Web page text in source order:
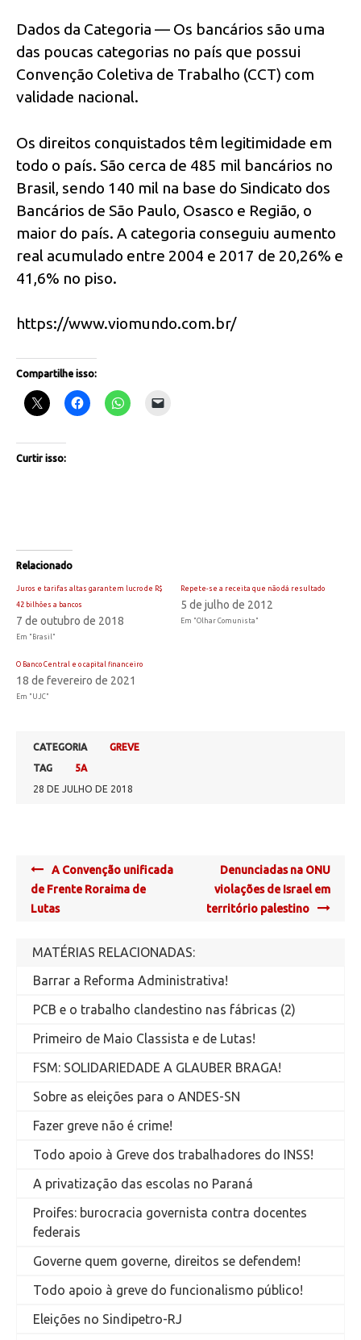
Dados da Categoria — Os bancários são uma
das poucas categorias no país que possui
Convenção Coletiva de Trabalho (CCT) com
validade nacional.
Os direitos conquistados têm legitimidade em
todo o país. São cerca de 485 mil bancários no
Brasil, sendo 140 mil na base do Sindicato dos
Bancários de São Paulo, Osasco e Região, o
maior do país. A categoria conseguiu aumento
real acumulado entre 2004 e 2017 de 20,26% e
41,6% no piso.
https://www.viomundo.com.br/
Compartilhe isso:
Curtir isso:
Relacionado
Juros e tarifas altas garantem lucro de R$
42 bilhões a bancos
7 de outubro de 2018
Em "Brasil"
Repete-se a receita que não dá resultado
5 de julho de 2012
Em "Olhar Comunista"
O Banco Central e o capital financeiro
18 de fevereiro de 2021
Em "UJC"
CATEGORIA
GREVE
TAG
5A
28 DE JULHO DE 2018
Post
navigation
A Convenção unificada
de Frente Roraima de
Lutas
Denunciadas na ONU
violações de Israel em
território palestino
MATÉRIAS RELACIONADAS:
Barrar a Reforma Administrativa!
PCB e o trabalho clandestino nas fábricas (2)
Primeiro de Maio Classista e de Lutas!
FSM: SOLIDARIEDADE A GLAUBER BRAGA!
Sobre as eleições para o ANDES-SN
Fazer greve não é crime!
Todo apoio à Greve dos trabalhadores do INSS!
A privatização das escolas no Paraná
Proifes: burocracia governista contra docentes
federais
Governe quem governe, direitos se defendem!
Todo apoio à greve do funcionalismo público!
Eleições no Sindipetro-RJ